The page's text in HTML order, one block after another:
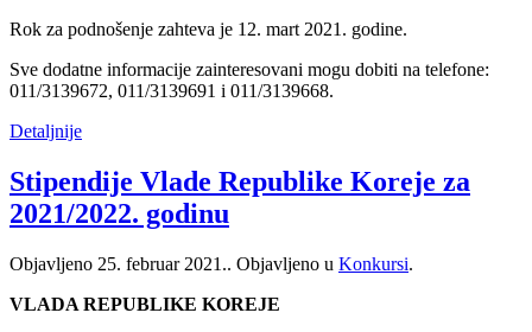
Rok za podnošenje zahteva je 12. mart 2021. godine.
Sve dodatne informacije zainteresovani mogu dobiti na telefone:
011/3139672, 011/3139691 i 011/3139668.
Detaljnije
Stipendije Vlade Republike Koreje za
2021/2022. godinu
Objavljeno 25. februar 2021.. Objavljeno u Konkursi.
VLADA REPUBLIKE KOREJE